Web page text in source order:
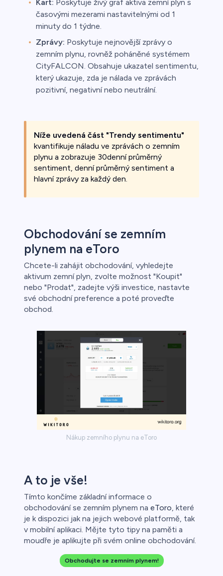
Kart: Poskytuje živý graf aktiva zemní plyn s
časovými mezerami nastavitelnými od 1
minuty do 1 týdne.
Zprávy: Poskytuje nejnovější zprávy o
zemním plynu, rovněž poháněné systémem
CityFALCON. Obsahuje ukazatel sentimentu,
který ukazuje, zda je nálada ve zprávách
pozitivní, negativní nebo neutrální.
Níže uvedená část "Trendy sentimentu"
kvantifikuje náladu ve zprávách o zemním
plynu a zobrazuje 30denní průměrný
sentiment, denní průměrný sentiment a
hlavní zprávy za každý den.
Obchodování se zemním
plynem na eToro
Chcete-li zahájit obchodování, vyhledejte
aktivum zemní plyn, zvolte možnost "Koupit"
nebo "Prodat", zadejte výši investice, nastavte
své obchodní preference a poté proveďte
obchod.
Nákup zemního plynu na eToro
A to je vše!
Tímto končíme základní informace o
obchodování se zemním plynem na eToro, které
je k dispozici jak na jejich webové platformě, tak
v mobilní aplikaci. Mějte tyto tipy na paměti a
moudře je aplikujte při svém online obchodování.
Obchodujte se zemním plynem!